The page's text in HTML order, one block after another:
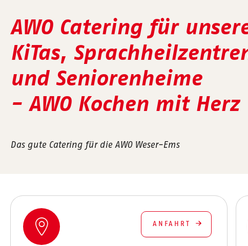
AWO Catering für
KiTas,
und Seniorenheime
- AWO Kochen mit Herz
Das gute Catering für die AWO Weser-Ems
ANFAHRT